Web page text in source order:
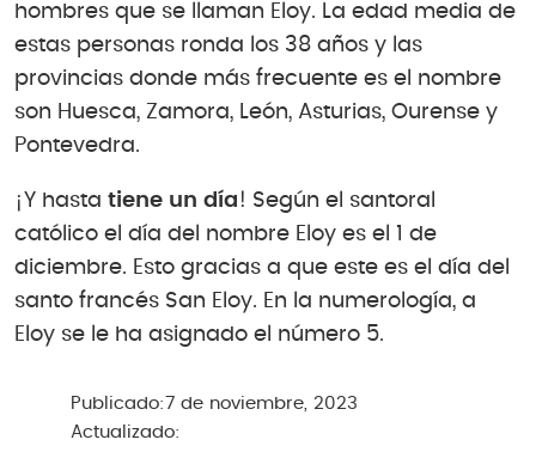
hombres que se llaman Eloy. La edad media de
estas personas ronda los 38 años y las
provincias donde más frecuente es el nombre
son Huesca, Zamora, León, Asturias, Ourense y
Pontevedra.
¡Y hasta tiene un día ! Según el santoral
católico el día del nombre Eloy es el 1 de
diciembre. Esto gracias a que este es el día del
santo francés San Eloy. En la numerología, a
Eloy se le ha asignado el número 5.
Publicado: 7 de noviembre, 2023
Actualizado: